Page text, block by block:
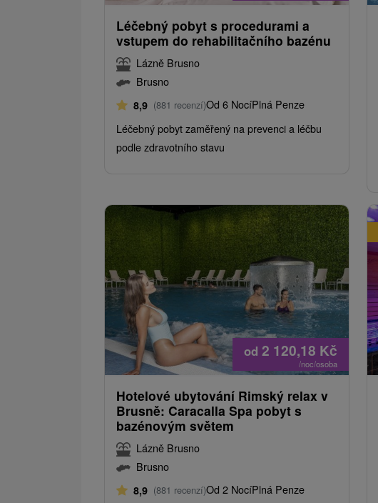
Léčebný pobyt s procedurami a
vstupem do rehabilitačního bazénu
Lázně Brusno
Brusno
8,9 (881 recenzí)Od 6 NocíPlná Penze
Léčebný pobyt zaměřený na prevenci a léčbu
podle zdravotního stavu
od 2 120,18 Kč
/noc/osoba
Hotelové ubytování Rimský relax v
Brusně: Caracalla Spa pobyt s
bazénovým světem
Lázně Brusno
Brusno
8,9 (881 recenzí)Od 2 NocíPlná Penze